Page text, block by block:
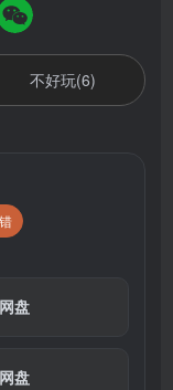
不好玩(6)
盘
盘